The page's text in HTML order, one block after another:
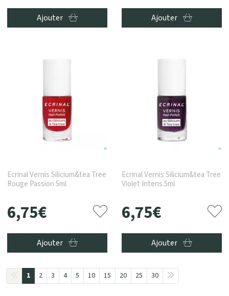
Ajouter Ajouter
Ecrinal Vernis Silicium&tea Tree
Rouge Passion 5ml
6,75€
Ajouter
Ecrinal Vernis Silicium&tea Tree
Violet Intens.5ml
6,75€
Ajouter
1 2 3 4 5 10 15 20 25 30